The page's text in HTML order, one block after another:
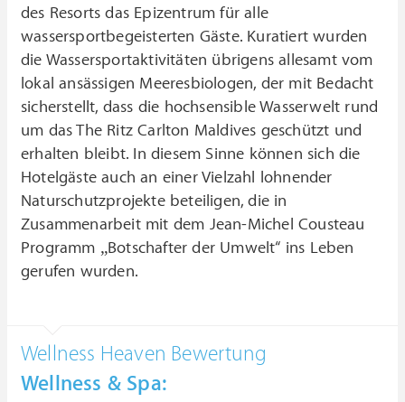
des Resorts das Epizentrum für alle
wassersportbegeisterten Gäste. Kuratiert wurden
die Wassersportaktivitäten übrigens allesamt vom
lokal ansässigen Meeresbiologen, der mit Bedacht
sicherstellt, dass die hochsensible Wasserwelt rund
um das The Ritz Carlton Maldives geschützt und
erhalten bleibt. In diesem Sinne können sich die
Hotelgäste auch an einer Vielzahl lohnender
Naturschutzprojekte beteiligen, die in
Zusammenarbeit mit dem Jean-Michel Cousteau
Programm „Botschafter der Umwelt“ ins Leben
gerufen wurden.
Wellness Heaven Bewertung
Wellness & Spa: